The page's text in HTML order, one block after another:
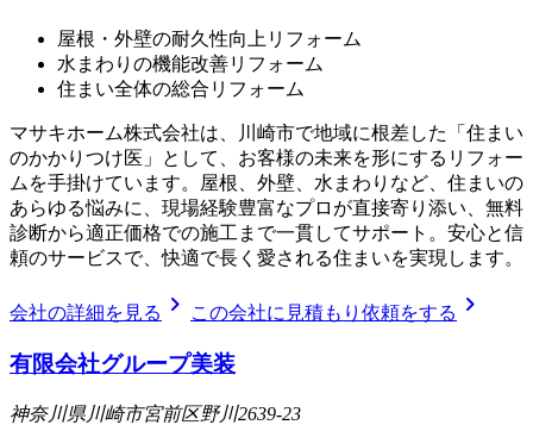
屋根・外壁の耐久性向上リフォーム
水まわりの機能改善リフォーム
住まい全体の総合リフォーム
マサキホーム株式会社は、川崎市で地域に根差した「住まい
のかかりつけ医」として、お客様の未来を形にするリフォー
ムを手掛けています。屋根、外壁、水まわりなど、住まいの
あらゆる悩みに、現場経験豊富なプロが直接寄り添い、無料
診断から適正価格での施工まで一貫してサポート。安心と信
頼のサービスで、快適で長く愛される住まいを実現します。
会社の詳細を見る chevron_right この会社に見積もり依頼をする chevron_right
有限会社グループ美装
神奈川県川崎市宮前区野川2639-23